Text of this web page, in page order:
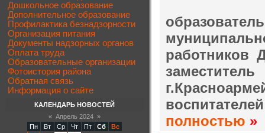
работников
полностью »
Дошкольное образование
Дополнительное образование
Профилактика безнадзорности
Организация питания
Документы надзорных органов
Оплата труда
Образовательные организации
Фотоистория района
Обратная связь
Информация о сайте
КАЛЕНДАРЬ НОВОСТЕЙ
« Апрель 2024 »
Пн
Вт Ср Чт Пт Сб
Вс